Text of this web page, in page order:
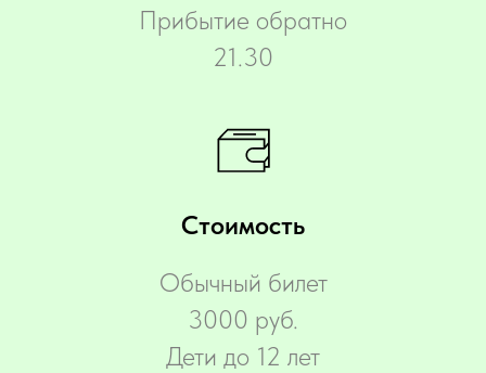
Прибытие обратно
21.30
Стоимость
Обычный билет
3000 руб.
Дети до 12 лет